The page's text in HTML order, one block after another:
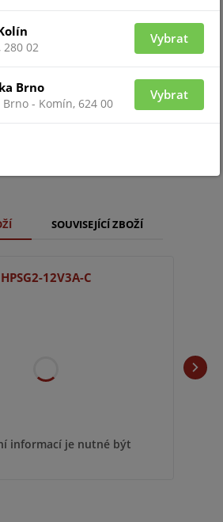
(možnost montáže zámku);
EN50131, EN60839-11;
1a 2;
SOUVISEJÍCÍ ZBOŽÍ
HPSG2-12V3A-C
informací je nutné být
02
Vybrat
Brno
- Komín, 624 00
Vybrat